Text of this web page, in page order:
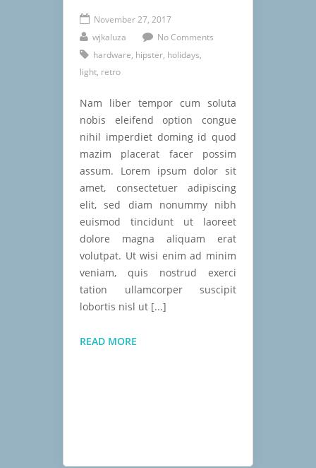
November 27, 2017
wjkaluza
No Comments
hardware, hipster, holidays,
light, retro
Nam liber tempor cum soluta
nobis eleifend option congue
nihil imperdiet doming id quod
mazim placerat facer possim
assum. Lorem ipsum dolor sit
amet, consectetuer adipiscing
elit, sed diam nonummy nibh
euismod tincidunt ut laoreet
dolore magna aliquam erat
volutpat. Ut wisi enim ad minim
veniam, quis nostrud exerci
tation ullamcorper suscipit
lobortis nisl ut [...]
READ MORE